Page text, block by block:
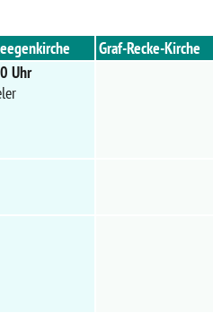
Graf-Recke-Kirche
Uhr